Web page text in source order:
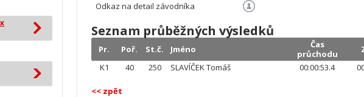
Odkaz na detail závodníka
Seznam průběžných výsledků
Pr. Poř. St.č. Jméno
Čas
průchodu
K1
40 250 SLAVÍČEK Tomáš 00:00:53.4
<< zpět